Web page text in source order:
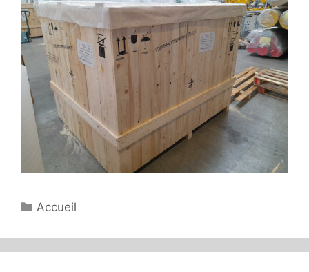
Catégories
Accueil